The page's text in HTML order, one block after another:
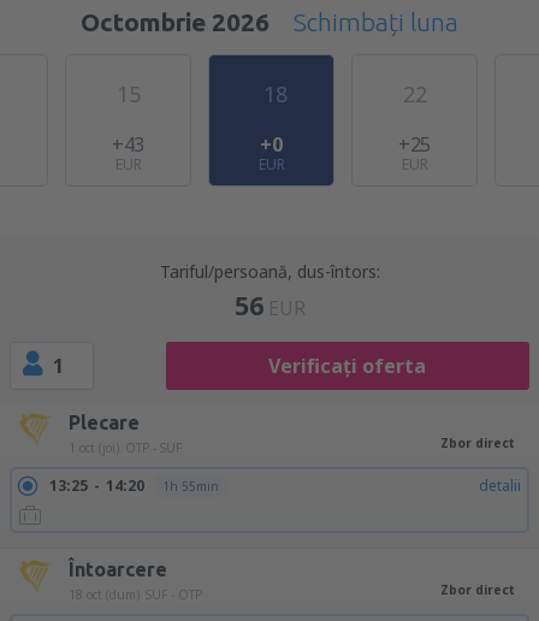
Octombrie 2026
Schimbați luna
15
+43
EUR
18
+0
EUR
22
+25
EUR
Tariful/persoană, dus-întors:
56 EUR
1 Verificați oferta
Plecare
1 oct (joi) OTP - SUF Zbor direct
13:25 14:20 1h 55min detalii
Întoarcere
18 oct (dum) SUF - OTP Zbor direct